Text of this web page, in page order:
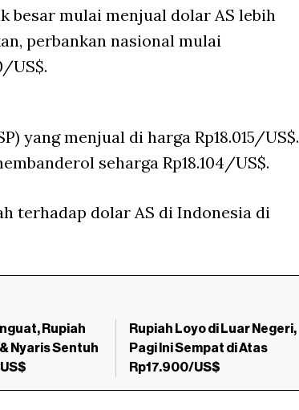
besar mulai menjual dolar AS lebih
perbankan nasional mulai
US$.
yang menjual di harga Rp18.015/US$.
seharga Rp18.104/US$.
terhadap dolar AS di Indonesia di
Rupiah
Nyaris Sentuh
Rupiah Loyo di Luar Negeri,
Pagi Ini Sempat di Atas
Rp17.900/US$